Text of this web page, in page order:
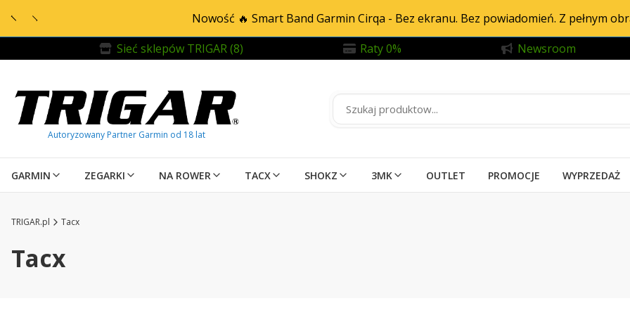
Nowość 🔥 Smart Band Garmin Cirqa - Bez ekranu. Bez powiadomień. Z pełnym
Sieć sklepów TRIGAR (8)
Raty 0% Newsroom
GARMIN ZEGARKI NA ROWER TACX SHOKZ 3MK OUTLET PROMOCJE WYPRZEDAŻ
TRIGAR.pl Tacx
Tacx